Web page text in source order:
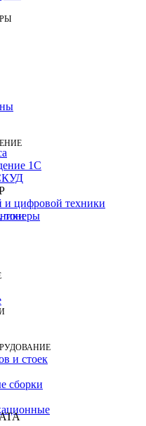
тонеры
и стоек
сборки
1C
и цифровой техники